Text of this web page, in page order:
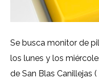
Se busca monitor de
los lunes y los
de San Blas Canillejas